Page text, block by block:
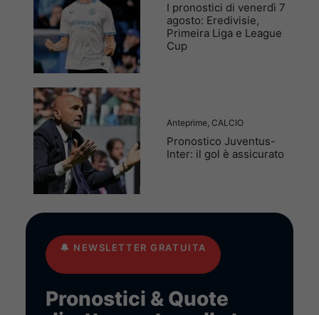
I pronostici di venerdì 7
agosto: Eredivisie,
Primeira Liga e League
Cup
Anteprime, CALCIO
Pronostico Juventus-
Inter: il gol è assicurato
🔔 NEWSLETTER GRATUITA
Pronostici & Quote